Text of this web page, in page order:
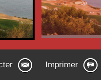
Imprimer